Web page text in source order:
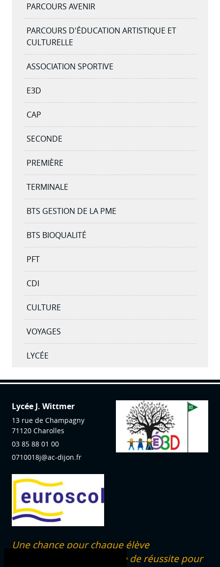
PARCOURS AVENIR
PARCOURS D'ÉDUCATION ARTISTIQUE ET
CULTURELLE
ASSOCIATION SPORTIVE
E3D
CAP
SECONDE
PREMIÈRE
TERMINALE
BTS GESTION DE LA PME
BTS BIOQUALITÉ
PFT
CDI
CULTURE
VOYAGES
LYCÉE
Lycée J. Wittmer
13 rue de Champagny
71120 Charolles
03 85 88 01 00
0710018j@ac-dijon.fr
Une chance pour chaque élève
dans un programme de réussite pour